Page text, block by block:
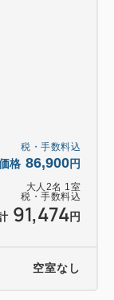
合がございま
(15～17階)
室です。大
税・手数料込
格 86,900円
大人 2名 1室
税・手数料込
91,474円
空室なし